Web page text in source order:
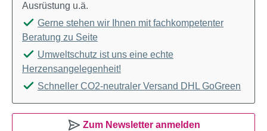
Ausrüstung u.ä.
Gerne stehen wir Ihnen mit fachkompetenter
Beratung zu Seite
Umweltschutz ist uns eine echte
Herzensangelegenheit!
Schneller CO2-neutraler Versand DHL GoGreen
Zum Newsletter anmelden